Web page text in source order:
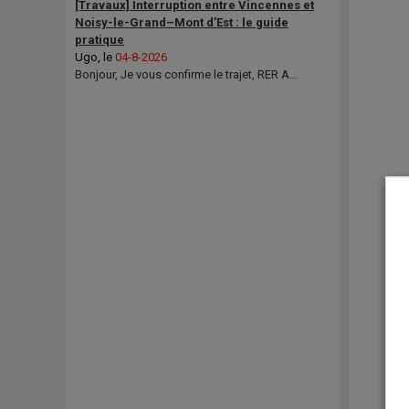
[Travaux] Interruption entre Vincennes et
Noisy-le-Grand–Mont d’Est : le guide
pratique
Ugo , le 04-8-2026
Bonjour, Je vous confirme le trajet, RER A…